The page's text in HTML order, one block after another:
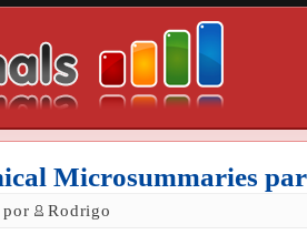
Microsummaries
por Rodrigo